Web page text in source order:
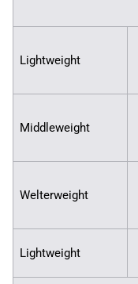
Lightweight
Middleweight
Welterweight
Lightweight